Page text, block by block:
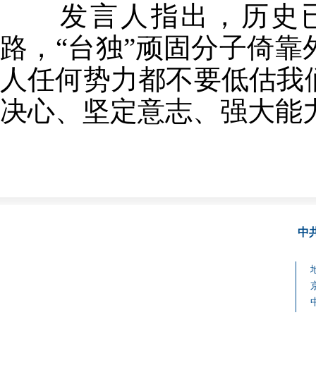
发言人指出，历史已
路，“台独”顽固分子倚
人任何势力都不要低估
决心、坚定意志、强大能
中